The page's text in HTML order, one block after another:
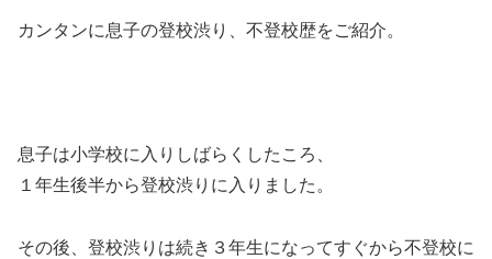
カンタンに息子の登校渋り、不登校歴をご紹介。
息子は小学校に入りしばらくしたころ、
１年生後半から登校渋りに入りました。
その後、登校渋りは続き３年生になってすぐから不登校に